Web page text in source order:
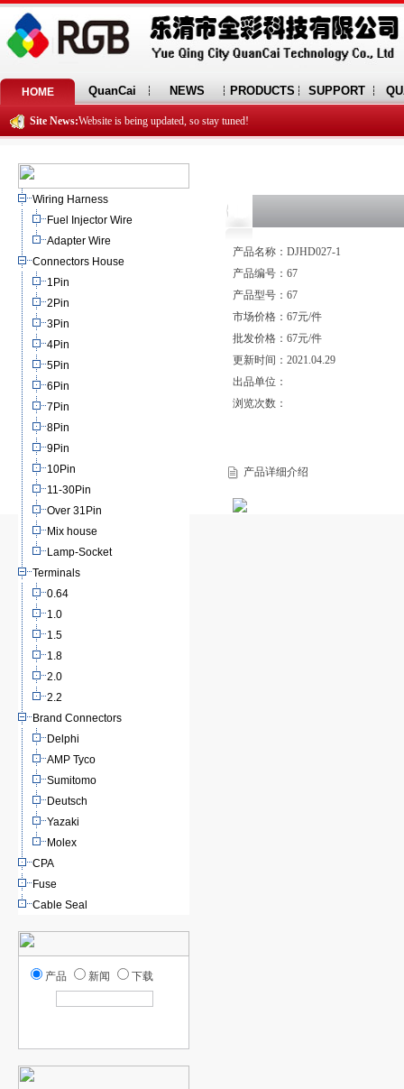
HOME QuanCai NEWS PRODUCTS SUPPORT
Site News:Website is being updated, so stay tuned!
Wiring Harness
Fuel Injector Wire
Adapter Wire
Connectors House
1Pin
2Pin
3Pin
4Pin
5Pin
6Pin
7Pin
8Pin
9Pin
10Pin
11-30Pin
Over 31Pin
Mix house
Lamp-Socket
Terminals
0.64
1.0
1.5
1.8
2.0
2.2
Brand Connectors
Delphi
AMP Tyco
Sumitomo
Deutsch
Yazaki
Molex
CPA
Fuse
Cable Seal
产品 新闻 下载
产品名称：DJHD027-1
产品编号：67
产品型号：67
市场价格：67元/件
批发价格：67元/件
更新时间：2021.04.29
出品单位：
浏览次数：
产品详细介绍